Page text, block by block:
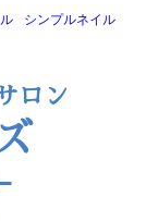
シンプルネイル
ロン